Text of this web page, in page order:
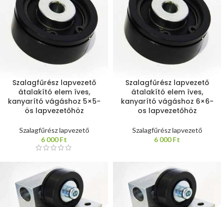
Szalagfűrész lapvezető
átalakító elem íves,
kanyarító vágáshoz 5×5-
ös lapvezetőhöz
Szalagfűrész lapvezető
6 000Ft
Szalagfűrész lapvezető
átalakító elem íves,
kanyarító vágáshoz 6×6-
os lapvezetőhöz
Szalagfűrész lapvezető
6 000Ft